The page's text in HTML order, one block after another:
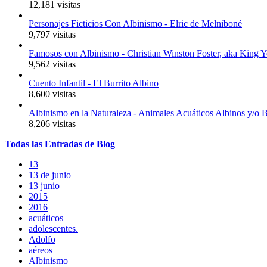
12,181 visitas
Personajes Ficticios Con Albinismo - Elric de Melniboné
9,797 visitas
Famosos con Albinismo - Christian Winston Foster, aka King
9,562 visitas
Cuento Infantil - El Burrito Albino
8,600 visitas
Albinismo en la Naturaleza - Animales Acuáticos Albinos y/o
8,206 visitas
Todas las Entradas de Blog
13
13 de junio
13 junio
2015
2016
acuáticos
adolescentes.
Adolfo
aéreos
Albinismo